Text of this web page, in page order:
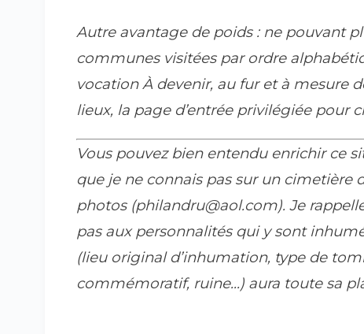
Autre avantage de poids : ne pouvant
communes visitées par ordre
vocation À devenir, au fur et à mesure
lieux, la page d’entrée privilégiée pour
Vous pouvez bien entendu enrichir ce
que je ne connais pas sur un cimetière
photos (philandru@aol.com). Je
pas aux personnalités qui y sont
(lieu original d’inhumation, type de
commémoratif, ruine...) aura toute sa